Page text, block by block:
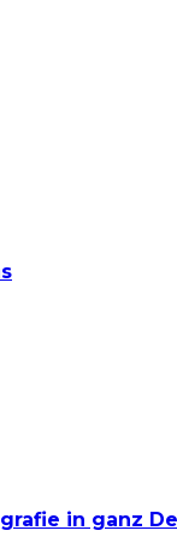
in ganz